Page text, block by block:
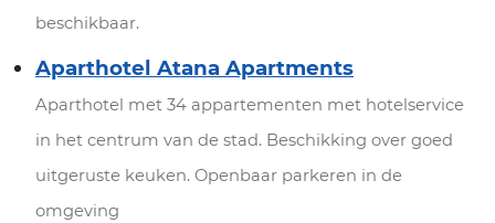
beschikbaar.
Aparthotel Atana Apartments
Aparthotel met 34 appartementen met hotelservice
in het centrum van de stad. Beschikking over goed
uitgeruste keuken. Openbaar parkeren in de
omgeving